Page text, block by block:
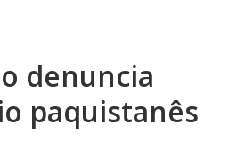
denuncia
paquistanês